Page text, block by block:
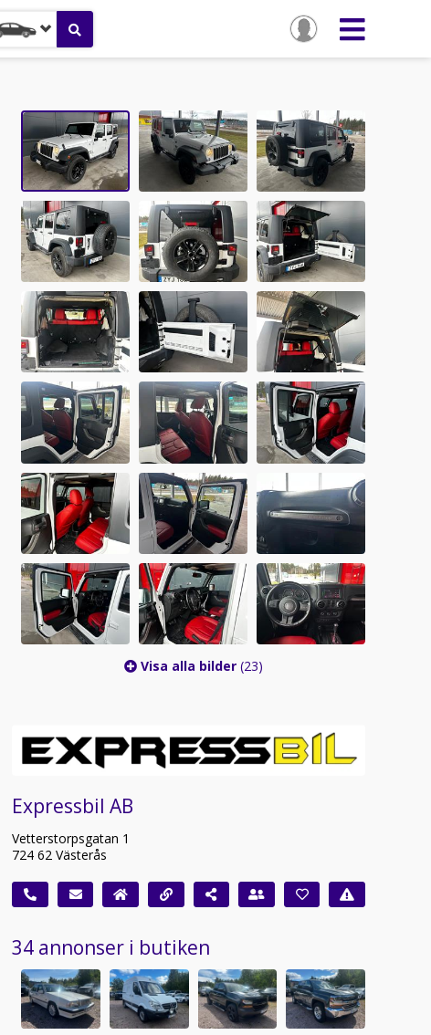
Visa alla bilder (23)
Expressbil AB
Vetterstorpsgatan 1
724 62 Västerås
34 annonser i butiken